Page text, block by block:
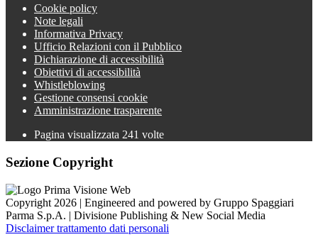
Cookie policy
Note legali
Informativa Privacy
Ufficio Relazioni con il Pubblico
Dichiarazione di accessibilità
Obiettivi di accessibilità
Whistleblowing
Gestione consensi cookie
Amministrazione trasparente
Pagina visualizzata 241 volte
Sezione Copyright
Copyright 2026 | Engineered and powered by Gruppo Spaggiari
Parma S.p.A. | Divisione Publishing & New Social Media
Disclaimer trattamento dati personali